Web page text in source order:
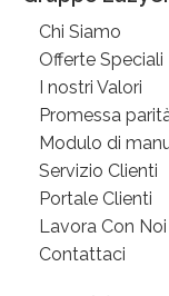
Chi Siamo
Offerte Speciali
I nostri Valori
Promessa
Modulo di
Servizio Clienti
Portale Clienti
Lavora Con Noi
Contattaci